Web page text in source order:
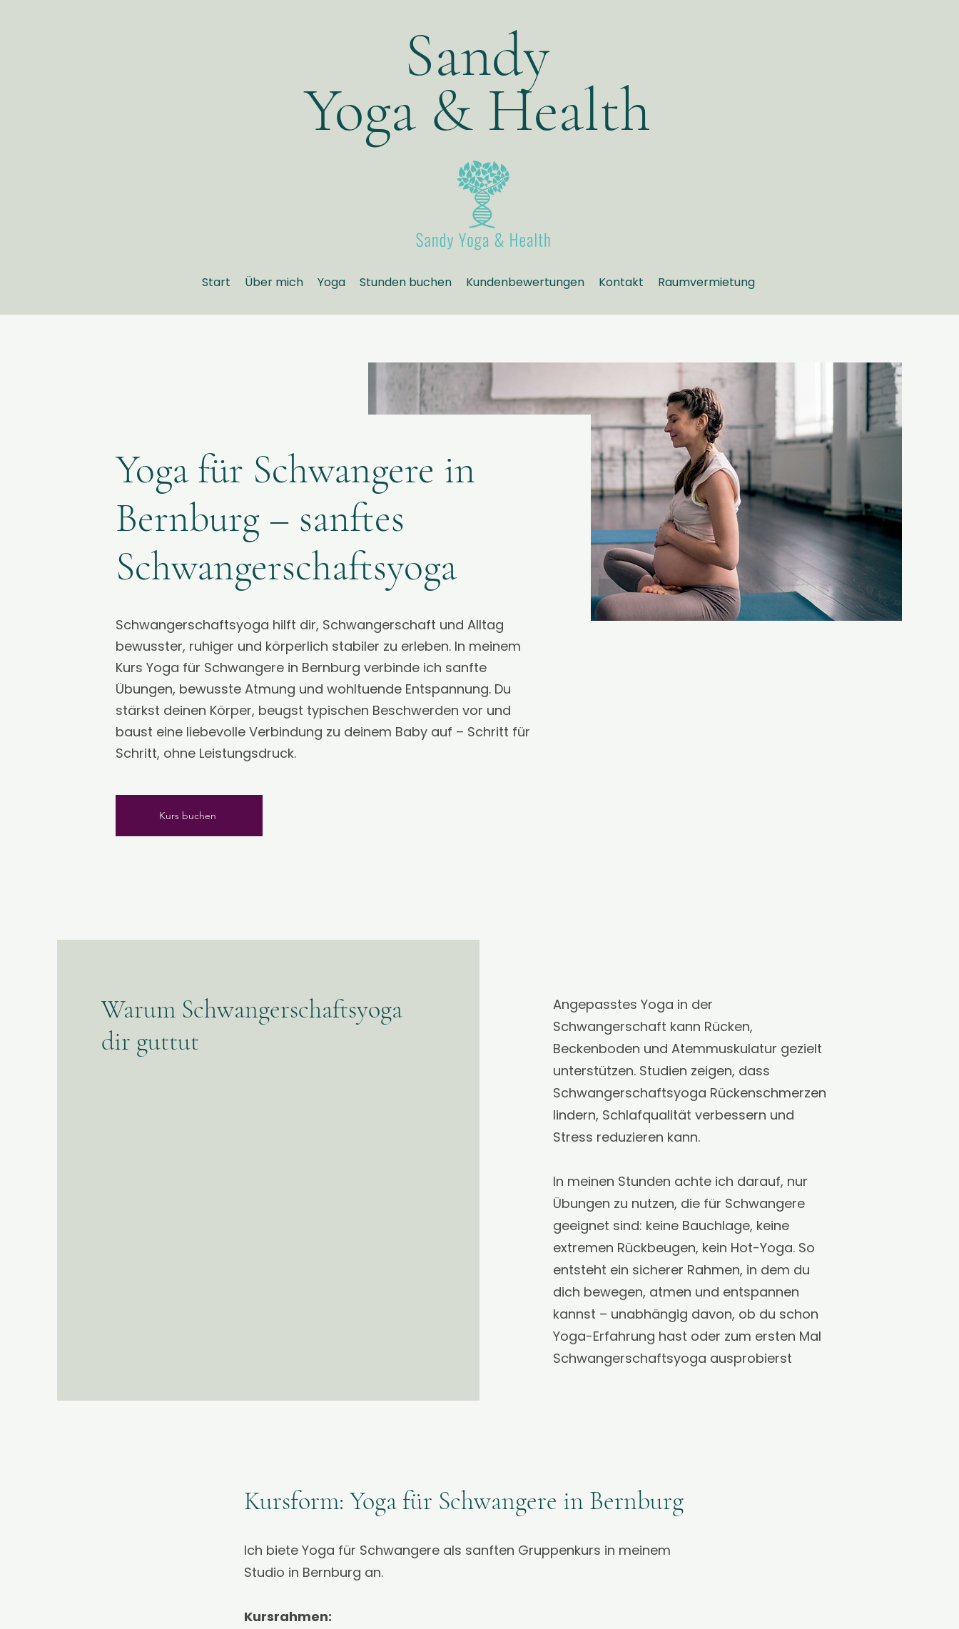
Sandy
Yoga & Health
Start Über mich Yoga Stunden buchen Kundenbewertungen Kontakt Raumvermietung
Yoga für Schwangere in
Bernburg – sanftes
Schwangerschaftsyoga
Schwangerschaftsyoga hilft dir, Schwangerschaft und Alltag
bewusster, ruhiger und körperlich stabiler zu erleben. In meinem
Kurs Yoga für Schwangere in Bernburg verbinde ich sanfte
Übungen, bewusste Atmung und wohltuende Entspannung. Du
stärkst deinen Körper, beugst typischen Beschwerden vor und
baust eine liebevolle Verbindung zu deinem Baby auf – Schritt für
Schritt, ohne Leistungsdruck.
Kurs buchen
Warum Schwangerschaftsyoga
dir guttut
Angepasstes Yoga in der
Schwangerschaft kann Rücken,
Beckenboden und Atemmuskulatur gezielt
unterstützen. Studien zeigen, dass
Schwangerschaftsyoga Rückenschmerzen
lindern, Schlafqualität verbessern und
Stress reduzieren kann.
In meinen Stunden achte ich darauf, nur
Übungen zu nutzen, die für Schwangere
geeignet sind: keine Bauchlage, keine
extremen Rückbeugen, kein Hot-Yoga. So
entsteht ein sicherer Rahmen, in dem du
dich bewegen, atmen und entspannen
kannst – unabhängig davon, ob du schon
Yoga-Erfahrung hast oder zum ersten Mal
Schwangerschaftsyoga ausprobierst
Kursform: Yoga für Schwangere in Bernburg
Ich biete Yoga für Schwangere als sanften Gruppenkurs in meinem
Studio in Bernburg an.
Kursrahmen: